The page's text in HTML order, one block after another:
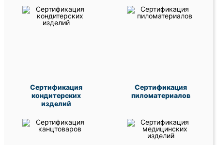
Сертификация
кондитерских
изделий
Сертификация
пиломатериалов